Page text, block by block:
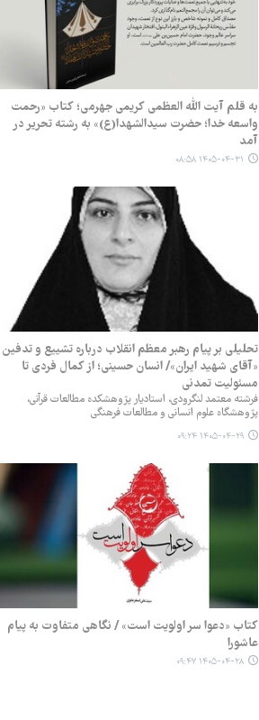
به قلم آیت الله العظمی کریمی جهرمی؛ کتاب «رحمت
واسعه خدا؛ حضرت سیدالشهدا(ع)» به رشته تحریر در
آمد
۱۴۰۵-۰۴-۳۱ ۰۸:۵۸
تحلیلی بر پیام رهبر معظم انقلاب درباره تشییع و تدفین
«آقای شهید ایران»/ انسان حسینی؛ از کمال فردی تا
مسئولیت تمدنی
فرشته معتمد لنگرودی، استادیار پژوهشکده مطالعات قرآنی،
پژوهشگاه علوم انسانی و مطالعات فرهنگی
۱۴۰۵-۰۴-۲۹ ۰۹:۲۴
کتاب «دعوا سر اولویت است» / نگاهی متفاوت به پیام
عاشورا
۱۴۰۵-۰۴-۲۸ ۰۹:۴۷